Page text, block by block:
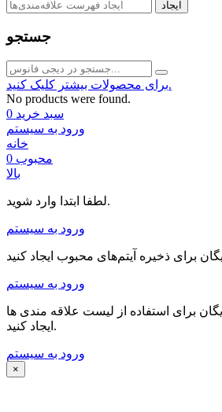
ایجاد
جستجو
برای محصولات بیشتر کلیک کنید.
No products were found.
سبد خرید 0
ورود به سیستم
خانه
محبوب 0
بالا
لطفا ابتدا وارد شوید.
ورود به سیستم
ورود به سیستم
برای استفاده از لیست علاقه مندی ها
ایجاد کنید.
ورود به سیستم
×